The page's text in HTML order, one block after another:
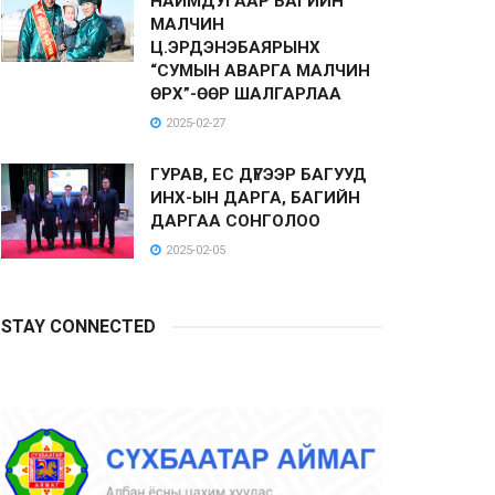
МАЛЧИН
Ц.ЭРДЭНЭБАЯРЫНХ
“СУМЫН АВАРГА МАЛЧИН
ӨРХ”-ӨӨР ШАЛГАРЛАА
2025-02-27
ГУРАВ, ЕС ДҮГЭЭР БАГУУД
ИНХ-ЫН ДАРГА, БАГИЙН
ДАРГАА СОНГОЛОО
2025-02-05
STAY CONNECTED